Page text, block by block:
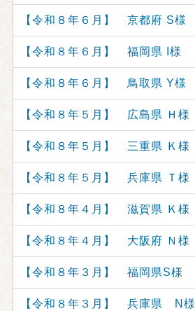
【令和８年６月】 京都府 S様
【令和８年６月】 福岡県 I様
【令和８年６月】 鳥取県 Y様
【令和８年５月】 広島県 Ｈ様
【令和８年５月】 三重県 Ｋ様
【令和８年５月】 兵庫県 Ｔ様
【令和８年４月】 滋賀県 Ｋ様
【令和８年４月】 大阪府 Ｎ様
【令和８年３月】 福岡県S様
【令和８年３月】 兵庫県 N様